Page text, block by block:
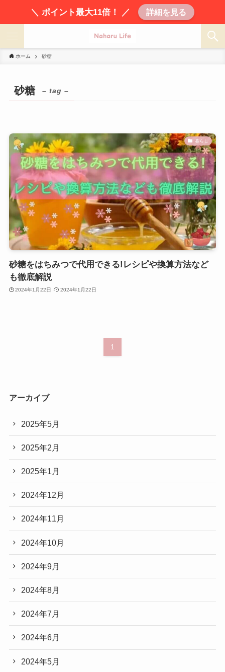
＼ ポイント最大11倍！ ／ 詳細を見る
ホーム 砂糖
砂糖 – tag –
暮らし
砂糖をはちみつで代用できる!レシピや換算方法など
も徹底解説
2024年1月22日 2024年1月22日
1
アーカイブ
2025年5月
2025年2月
2025年1月
2024年12月
2024年11月
2024年10月
2024年9月
2024年8月
2024年7月
2024年6月
2024年5月